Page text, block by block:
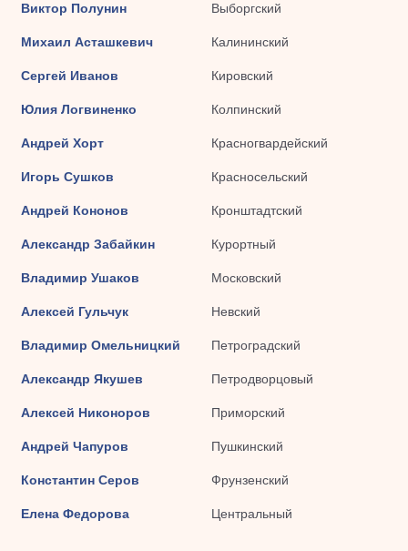
Виктор Полунин Выборгский
Михаил Асташкевич Калининский
Сергей Иванов Кировский
Юлия Логвиненко Колпинский
Андрей Хорт Красногвардейский
Игорь Сушков Красносельский
Андрей Кононов Кронштадтский
Александр Забайкин Курортный
Владимир Ушаков Московский
Алексей Гульчук Невский
Владимир Омельницкий Петроградский
Александр Якушев Петродворцовый
Алексей Никоноров Приморский
Андрей Чапуров Пушкинский
Константин Серов Фрунзенский
Елена Федорова Центральный